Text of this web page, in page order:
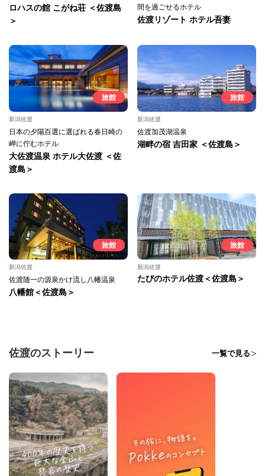
ロハスの館 こがね荘 ＜佐渡島
＞
間を過ごせるホテル
佐渡リゾート ホテル吾妻
旅館
新潟佐渡
日本の夕陽百選に選ばれる春日崎の
岬に佇むホテル
大佐渡温泉 ホテル大佐渡 ＜佐
渡島＞
旅館
新潟佐渡
佐渡加茂湖温泉
湖畔の宿 吉田家 ＜佐渡島＞
旅館
新潟佐渡
佐渡随一の源泉かけ流し八幡温泉
八幡館＜佐渡島＞
旅館
新潟佐渡
たびのホテル佐渡＜佐渡島＞
佐渡のストーリー 一覧で見る